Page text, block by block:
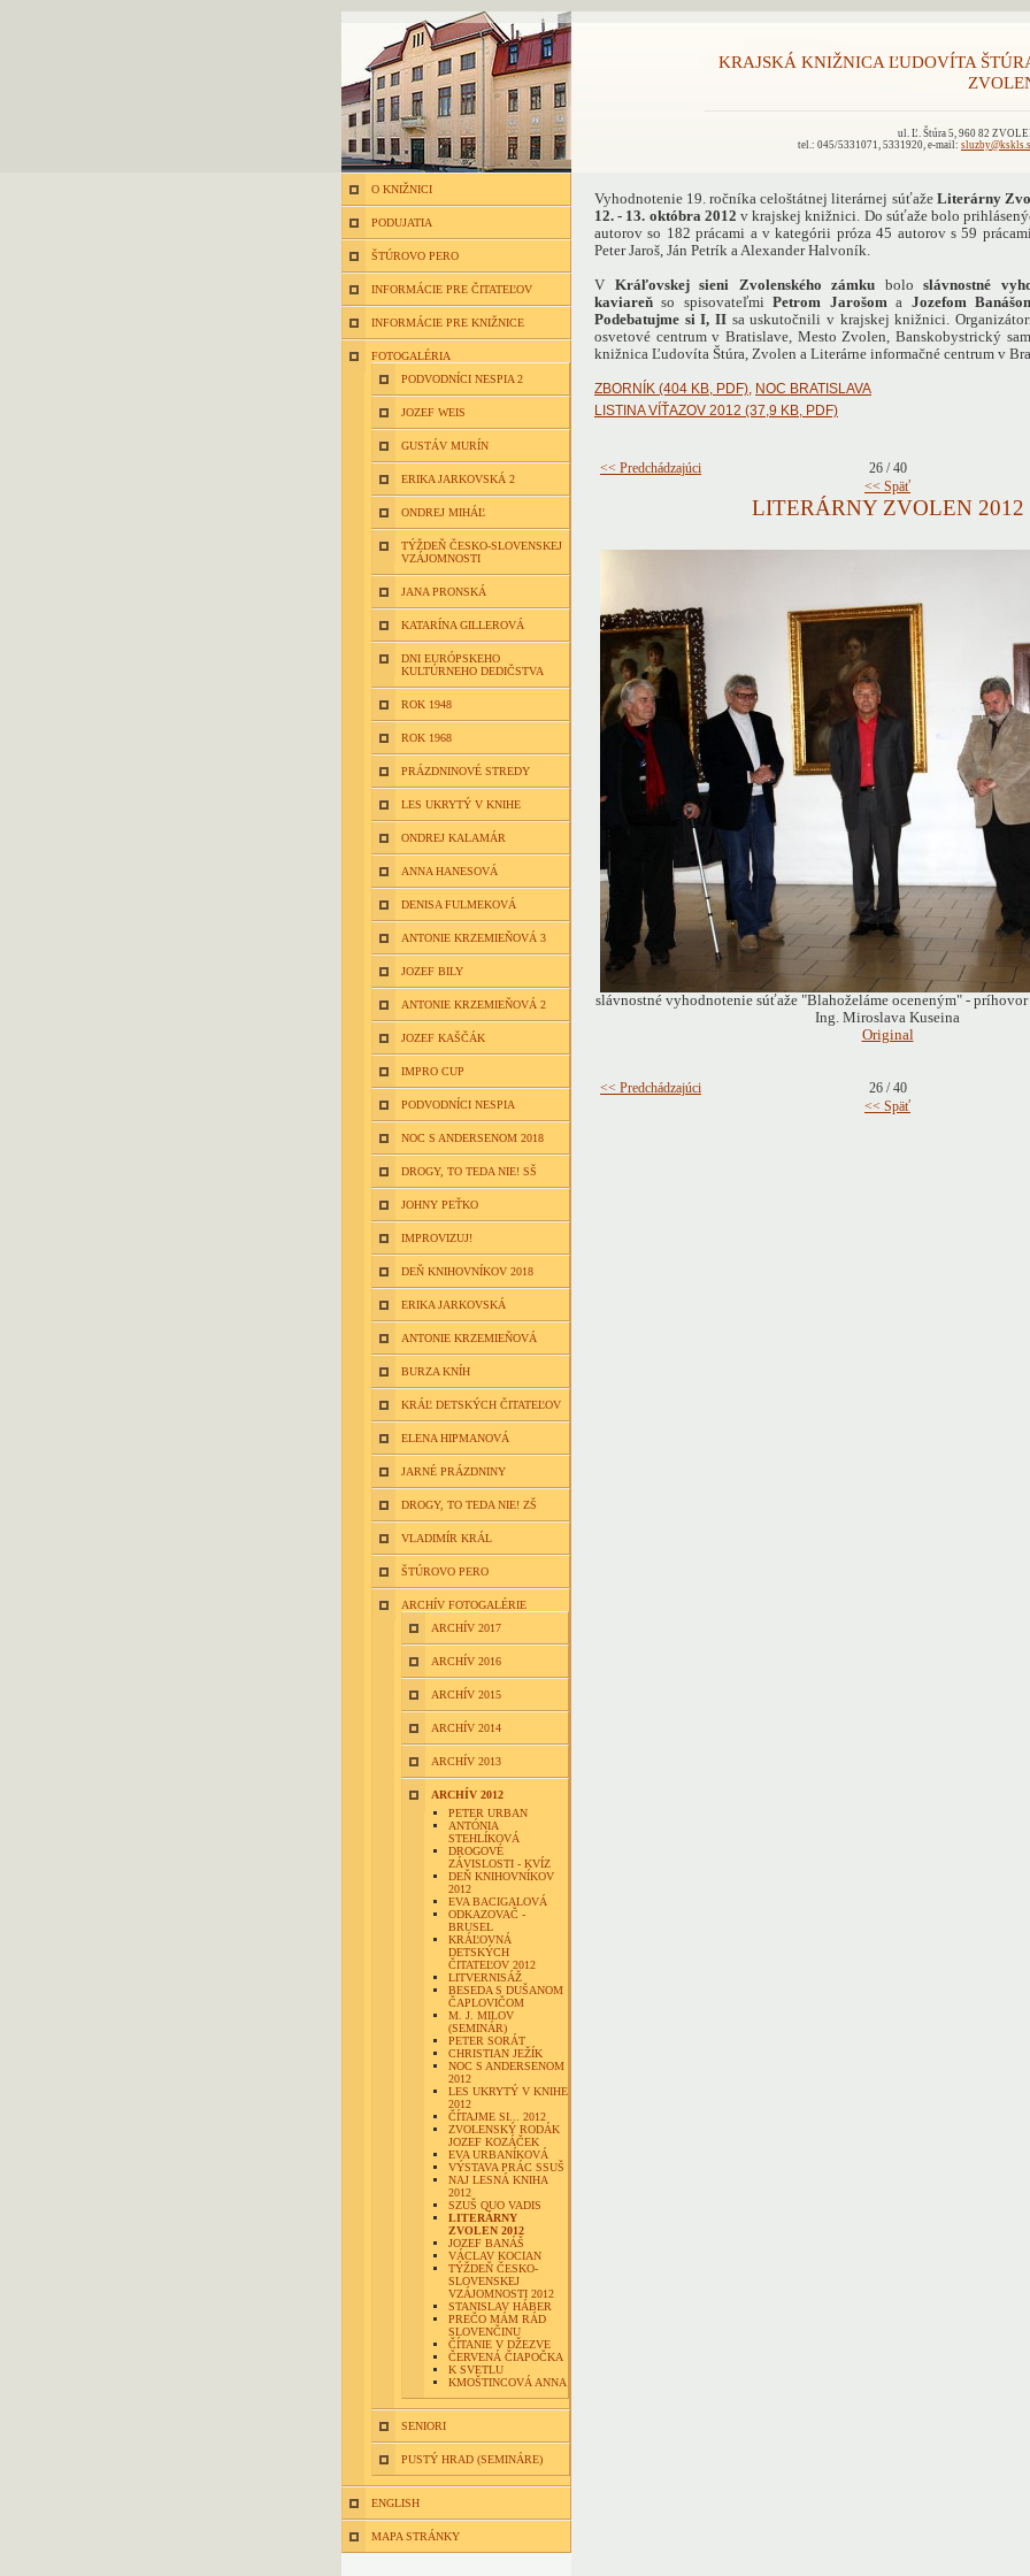
KRAJSKÁ KNIŽNICA ĽUDOVÍTA
ul. Ľ. Štúra 5, 960 82
tel.: 045/5331071, 5331920, e-mail:
O KNIŽNICI
PODUJATIA
ŠTÚROVO PERO
INFORMÁCIE PRE ČITATEĽOV
INFORMÁCIE PRE KNIŽNICE
FOTOGALÉRIA
PODVODNÍCI NESPIA 2
JOZEF WEIS
GUSTÁV MURÍN
ERIKA JARKOVSKÁ 2
ONDREJ MIHÁĽ
TÝŽDEŇ ČESKO-SLOVENSKEJ
VZÁJOMNOSTI
JANA PRONSKÁ
KATARÍNA GILLEROVÁ
DNI EURÓPSKEHO
KULTÚRNEHO DEDIČSTVA
ROK 1948
ROK 1968
PRÁZDNINOVÉ STREDY
LES UKRYTÝ V KNIHE
ONDREJ KALAMÁR
ANNA HANESOVÁ
DENISA FULMEKOVÁ
ANTONIE KRZEMIEŇOVÁ 3
JOZEF BILY
ANTONIE KRZEMIEŇOVÁ 2
JOZEF KAŠČÁK
IMPRO CUP
PODVODNÍCI NESPIA
NOC S ANDERSENOM 2018
DROGY, TO TEDA NIE! SŠ
JOHNY PEŤKO
IMPROVIZUJ!
DEŇ KNIHOVNÍKOV 2018
ERIKA JARKOVSKÁ
ANTONIE KRZEMIEŇOVÁ
BURZA KNÍH
KRÁĽ DETSKÝCH ČITATEĽOV
ELENA HIPMANOVÁ
JARNÉ PRÁZDNINY
DROGY, TO TEDA NIE! ZŠ
VLADIMÍR KRÁL
ŠTÚROVO PERO
ARCHÍV FOTOGALÉRIE
ARCHÍV 2017
ARCHÍV 2016
ARCHÍV 2015
ARCHÍV 2014
ARCHÍV 2013
ARCHÍV 2012
PETER URBAN
ANTÓNIA
STEHLÍKOVÁ
DROGOVÉ
ZÁVISLOSTI - KVÍZ
DEŇ KNIHOVNÍKOV
2012
EVA BACIGALOVÁ
ODKAZOVAČ -
BRUSEL
KRÁĽOVNÁ
DETSKÝCH
ČITATEĽOV 2012
LITVERNISÁŽ
BESEDA S DUŠANOM
ČAPLOVIČOM
M. J. MILOV
(SEMINÁR)
PETER SORÁT
CHRISTIAN JEŽÍK
NOC S ANDERSENOM
2012
LES UKRYTÝ V KNIHE
2012
ČÍTAJME SI... 2012
ZVOLENSKÝ RODÁK
JOZEF KOZÁČEK
EVA URBANÍKOVÁ
VÝSTAVA PRÁC SSUŠ
NAJ LESNÁ KNIHA
2012
SZUŠ QUO VADIS
LITERÁRNY
ZVOLEN 2012
JOZEF BANÁŠ
VÁCLAV KOCIAN
TÝŽDEŇ ČESKO-
SLOVENSKEJ
VZÁJOMNOSTI 2012
STANISLAV HÁBER
PREČO MÁM RÁD
SLOVENČINU
ČÍTANIE V DŽEZVE
ČERVENÁ ČIAPOČKA
K SVETLU
KMOŠTINCOVÁ ANNA
SENIORI
PUSTÝ HRAD (SEMINÁRE)
ENGLISH
MAPA STRÁNKY
Vyhodnotenie 19. ročníka celoštátnej literárnej súťaže Literárny
12. - 13. októbra 2012 v krajskej knižnici. Do súťaže bolo
autorov so 182 prácami a v kategórii próza 45 autorov s 59
Peter Jaroš, Ján Petrík a Alexander Halvoník.
V Kráľovskej sieni Zvolenského zámku boloslávnostné
kaviareňso spisovateľmiPetrom Jarošoma Jozefom
Podebatujme si I, II sa uskutočnili v krajskej knižnici.
osvetové centrum v Bratislave, Mesto Zvolen, Banskobystrický
knižnica Ľudovíta Štúra, Zvolen a Literárne informačné centrum v
ZBORNÍK (404 KB, PDF), NOC BRATISLAVA
LISTINA VÍŤAZOV 2012 (37,9 KB, PDF)
<< Predchádzajúci 26 / 40
<< Späť
LITERÁRNY ZVOLEN 2012
slávnostné vyhodnotenie súťaže "Blahoželáme oceneným" -
Ing. Miroslava Kuseina
Original
<< Predchádzajúci 26 / 40
<< Späť